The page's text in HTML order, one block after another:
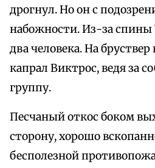
дрогнул. Но он с
набожности. Из-за спины
два человека. На бруствер
капрал Виктрос, ведя за
группу.
Песчаный откос боком
сторону, хорошо
бесполезной